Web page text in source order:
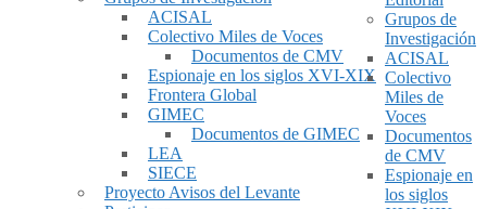
ACISAL
Colectivo Miles de Voces
Documentos de CMV
Espionaje en los siglos XVI-XIX
Frontera Global
GIMEC
Documentos de GIMEC
LEA
SIECE
Proyecto Avisos del Levante
Grupos de
Investigación
ACISAL
Colectivo
Miles de
Voces
Documentos
de CMV
Espionaje en
los siglos